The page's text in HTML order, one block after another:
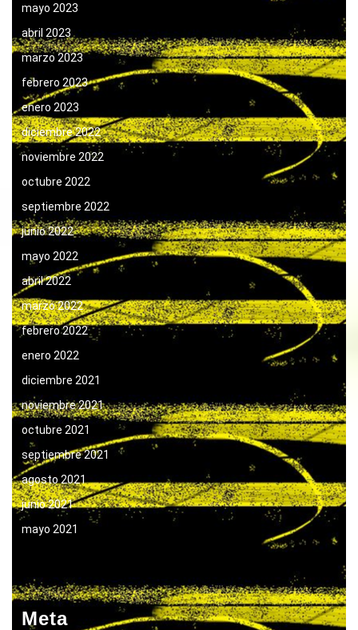
mayo 2023
abril 2023
marzo 2023
febrero 2023
enero 2023
diciembre 2022
noviembre 2022
octubre 2022
septiembre 2022
junio 2022
mayo 2022
abril 2022
marzo 2022
febrero 2022
enero 2022
diciembre 2021
noviembre 2021
octubre 2021
septiembre 2021
agosto 2021
junio 2021
mayo 2021
Meta